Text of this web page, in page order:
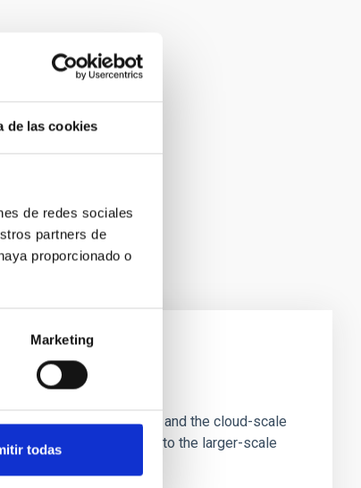
de las cookies
de redes sociales
partners de
proporcionado o
Marketing
todas
forming dense cores and the cloud-scale
random with respect to the larger-scale